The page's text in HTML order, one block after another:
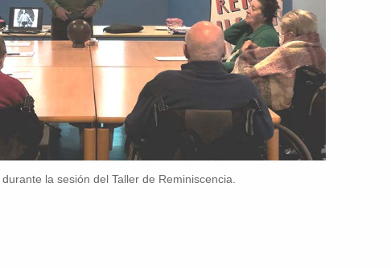
la sesión del Taller de Reminiscencia.